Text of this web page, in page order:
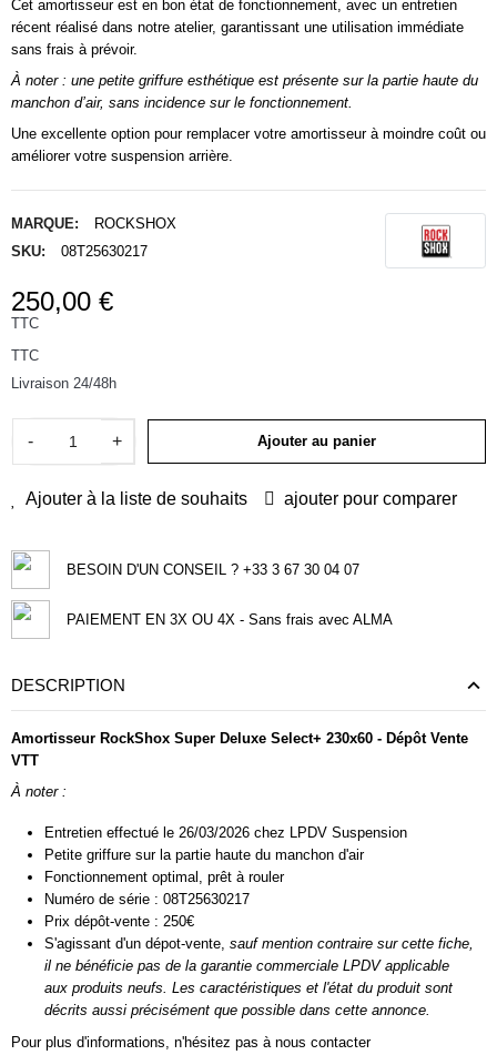
Cet amortisseur est en bon état de fonctionnement, avec un entretien
récent réalisé dans notre atelier, garantissant une utilisation immédiate
sans frais à prévoir.
À noter : une petite griffure esthétique est présente sur la partie haute du
manchon d’air, sans incidence sur le fonctionnement.
Une excellente option pour remplacer votre amortisseur à moindre coût ou
améliorer votre suspension arrière.
MARQUE:
ROCKSHOX
SKU:
08T25630217
250,00 €
TTC
TTC
Livraison 24/48h
- + Ajouter au panier
Ajouter à la liste de souhaits ajouter pour comparer
BESOIN D'UN CONSEIL ? +33 3 67 30 04 07
PAIEMENT EN 3X OU 4X - Sans frais avec ALMA
DESCRIPTION
Amortisseur RockShox Super Deluxe Select+ 230x60 - Dépôt Vente
VTT
À noter :
Entretien effectué le 26/03/2026 chez LPDV Suspension
Petite griffure sur la partie haute du manchon d'air
Fonctionnement optimal, prêt à rouler
Numéro de série : 08T25630217
Prix dépôt-vente : 250€
S'agissant d'un dépot-vente, sauf mention contraire sur cette fiche,
il ne bénéficie pas de la garantie commerciale LPDV applicable
aux produits neufs. Les caractéristiques et l'état du produit sont
décrits aussi précisément que possible dans cette annonce.
Pour plus d'informations, n'hésitez pas à nous contacter